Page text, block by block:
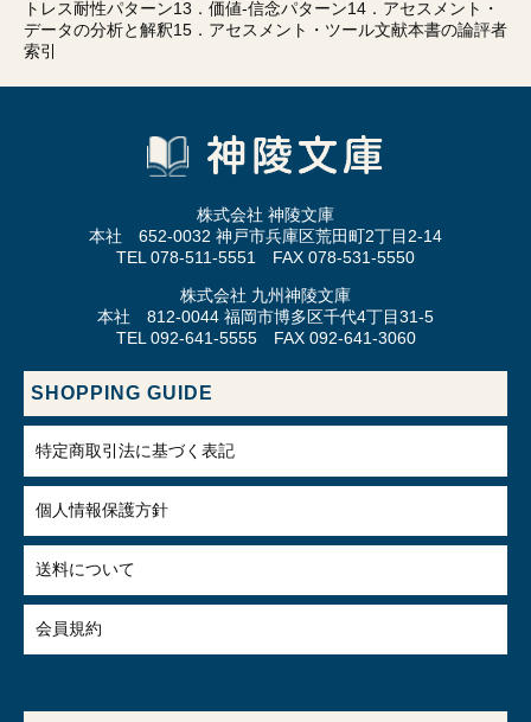
トレス耐性パターン13．価値-信念パターン14．アセスメント・
データの分析と解釈15．アセスメント・ツール文献本書の論評者
索引
株式会社 神陵文庫
本社 652-0032 神戸市兵庫区荒田町2丁目2-14
TEL 078-511-5551 FAX 078-531-5550
株式会社 九州神陵文庫
本社 812-0044 福岡市博多区千代4丁目31-5
TEL 092-641-5555 FAX 092-641-3060
SHOPPING GUIDE
特定商取引法に基づく表記
個人情報保護方針
送料について
会員規約